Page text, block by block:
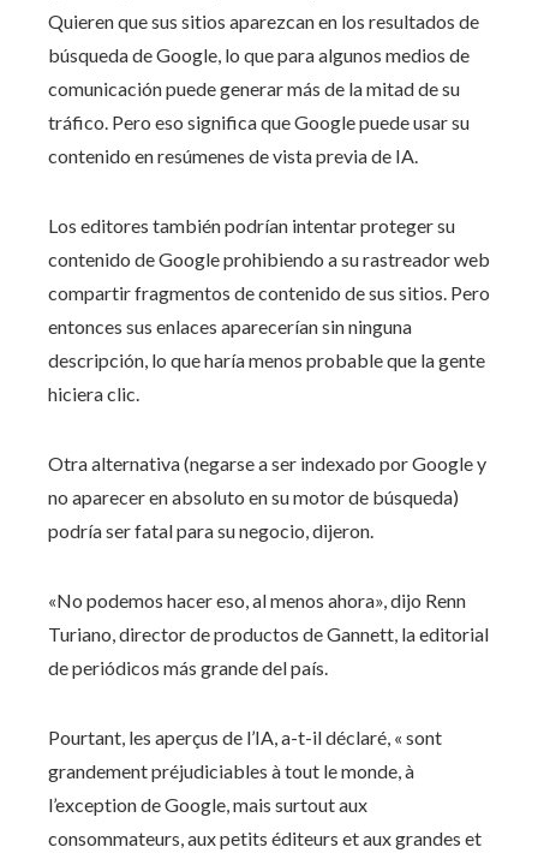
Quieren que sus sitios aparezcan en los resultados de
búsqueda de Google, lo que para algunos medios de
comunicación puede generar más de la mitad de su
tráfico. Pero eso significa que Google puede usar su
contenido en resúmenes de vista previa de IA.
Los editores también podrían intentar proteger su
contenido de Google prohibiendo a su rastreador web
compartir fragmentos de contenido de sus sitios. Pero
entonces sus enlaces aparecerían sin ninguna
descripción, lo que haría menos probable que la gente
hiciera clic.
Otra alternativa (negarse a ser indexado por Google y
no aparecer en absoluto en su motor de búsqueda)
podría ser fatal para su negocio, dijeron.
«No podemos hacer eso, al menos ahora», dijo Renn
Turiano, director de productos de Gannett, la editorial
de periódicos más grande del país.
Pourtant, les aperçus de l’IA, a-t-il déclaré, « sont
grandement préjudiciables à tout le monde, à
l’exception de Google, mais surtout aux
consommateurs, aux petits éditeurs et aux grandes et